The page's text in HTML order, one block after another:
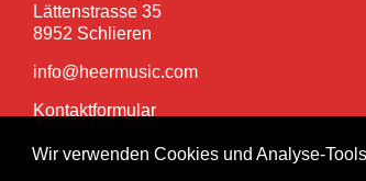
Wir verwenden Cookies und Analyse-
Lättenstrasse 35
8952 Schlieren
info@heermusic.com
Kontaktformular